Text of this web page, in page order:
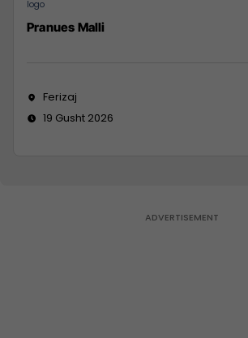
Pranues Malli
Ferizaj
19 Gusht 2026